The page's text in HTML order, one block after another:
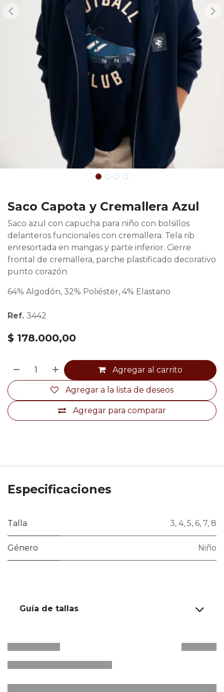
Saco Capota y Cremallera Azul
Saco azul con capucha para niño con bolsillos
delanteros funcionales con cremallera. Tela rib
enresortada en mangas y parte inferior. Cierre
frontal de cremallera, parche plastificado decorativo
punto corazón.
64% Algodón, 32% Poliéster, 4% Elastano
Ref. 3442
$ 178.000,00
Agregar al carrito
Agregar para comparar
Agregar a la lista de deseos
Especificaciones
Talla 3, 4, 5, 6, 7, 8
Género Niño
Guía de tallas